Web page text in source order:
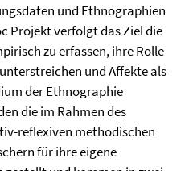
und Ethnographien
Projekt verfolgt das Ziel die
zu erfassen, ihre Rolle
und Affekte als
der Ethnographie
die im Rahmen des
reflexiven methodischen
für ihre eigene